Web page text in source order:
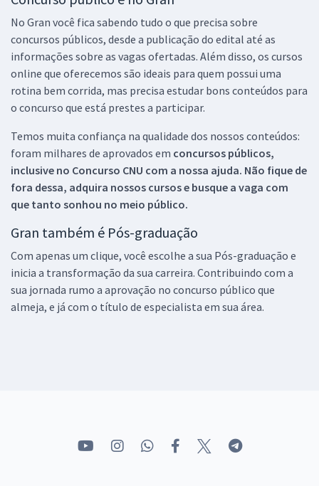
No Gran você fica sabendo tudo o que precisa sobre
concursos públicos, desde a publicação do edital até as
informações sobre as vagas ofertadas. Além disso, os cursos
online que oferecemos são ideais para quem possui uma
rotina bem corrida, mas precisa estudar bons conteúdos para
o concurso que está prestes a participar.
Temos muita confiança na qualidade dos nossos conteúdos:
foram milhares de aprovados em concursos públicos,
inclusive no Concurso CNU com a nossa ajuda. Não fique de
fora dessa, adquira nossos cursos e busque a vaga com
que tanto sonhou no meio público.
Gran também é Pós-graduação
Com apenas um clique, você escolhe a sua Pós-graduação e
inicia a transformação da sua carreira. Contribuindo com a
sua jornada rumo a aprovação no concurso público que
almeja, e já com o título de especialista em sua área.